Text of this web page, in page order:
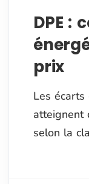
DPE :
prix
Les
atteignent
selon la